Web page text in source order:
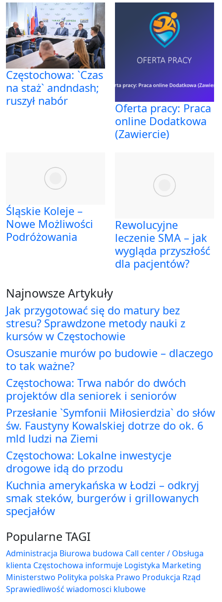
Częstochowa: `Czas
na staż` andndash;
ruszył nabór
Oferta pracy: Praca
online Dodatkowa
(Zawiercie)
Śląskie Koleje –
Nowe Możliwości
Podróżowania
Rewolucyjne
leczenie SMA – jak
wygląda przyszłość
dla pacjentów?
Najnowsze Artykuły
Jak przygotować się do matury bez
stresu? Sprawdzone metody nauki z
kursów w Częstochowie
Osuszanie murów po budowie – dlaczego
to tak ważne?
Częstochowa: Trwa nabór do dwóch
projektów dla seniorek i seniorów
Przesłanie `Symfonii Miłosierdzia` do słów
św. Faustyny Kowalskiej dotrze do ok. 6
mld ludzi na Ziemi
Częstochowa: Lokalne inwestycje
drogowe idą do przodu
Kuchnia amerykańska w Łodzi – odkryj
smak steków, burgerów i grillowanych
specjałów
Popularne TAGI
Administracja Biurowa budowa Call center / Obsługa
klienta Częstochowa informuje Logistyka Marketing
Ministerstwo Polityka polska Prawo Produkcja Rząd
Sprawiedliwość wiadomosci klubowe